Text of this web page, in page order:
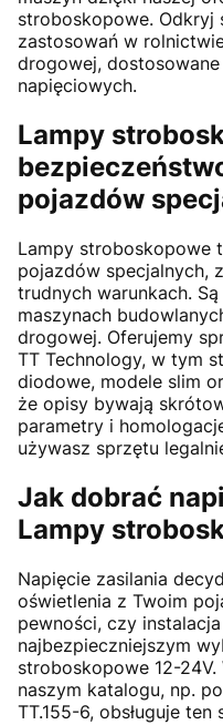
stroboskopowe. Odkryj
zastosowań w
drogowej,
napięciowych.
Lampy
pojazdów
Lampy stroboskopowe
pojazdów specjalnych,
trudnych warunkach.
maszynach
drogowej. Oferujemy
TT Technology, w tym
diodowe, modele slim
że opisy bywają
parametry i
używasz sprzętu
Jak dobrać
Lampy
Napięcie zasilania
oświetlenia z Twoim
pewności, czy
najbezpieczniejszym
stroboskopowe 12-
naszym katalogu, np.
TT.155-6, obsługuje